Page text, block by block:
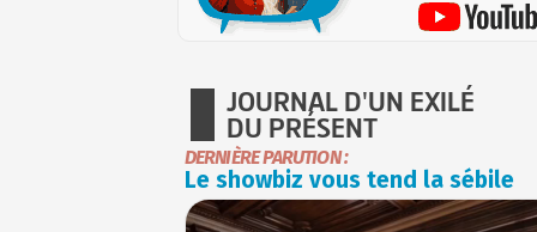
JOURNAL D'UN EXILÉ
DU PRÉSENT
DERNIÈRE PARUTION :
Le showbiz vous tend la sébile